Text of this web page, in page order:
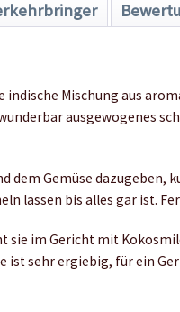
indische Mischung aus
ausgewogenes
dem Gemüse dazugeben,
lassen bis alles gar ist.
sie im Gericht mit
ist sehr ergiebig, für ein